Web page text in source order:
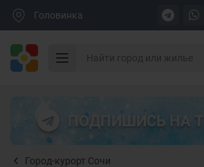
Головинка
ПОДПИШИСЬ НА
Город-курорт Сочи